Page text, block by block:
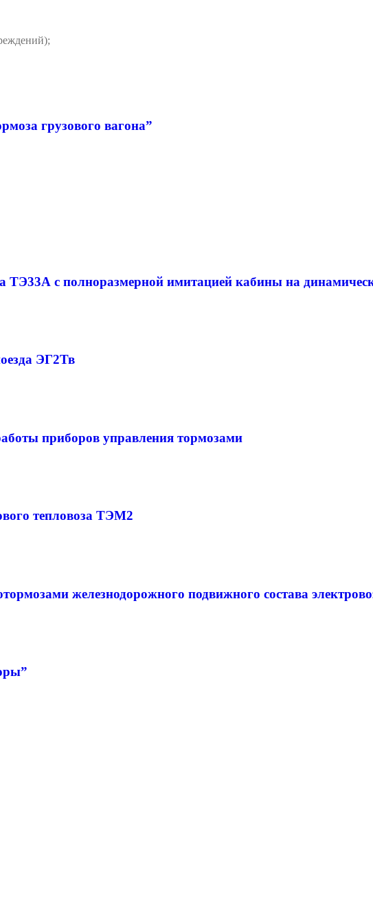
грузового вагона”
ТЭ33А с полноразмерной имитацией кабины на
ЭГ2Тв
приборов управления тормозами
тепловоза ТЭМ2
железнодорожного подвижного состава